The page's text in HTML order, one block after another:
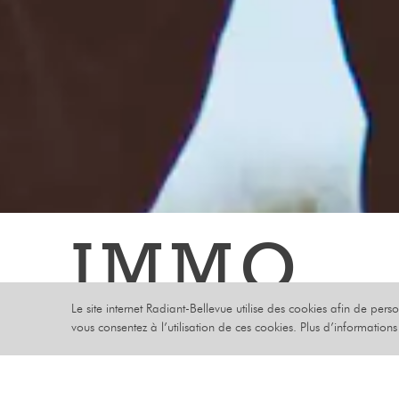
IMMO
FRENCH
Le site internet Radiant-Bellevue utilise des cookies afin de
vous consentez à l’utilisation de ces cookies. Plus